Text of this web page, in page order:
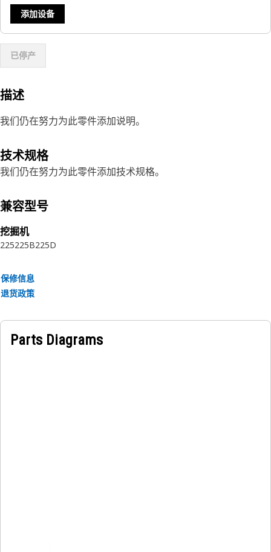
添加设备
已停产
描述
我们仍在努力为此零件添加说明。
技术规格
我们仍在努力为此零件添加技术规格。
兼容型号
挖掘机
225225B225D
保修信息
退货政策
Parts Diagrams